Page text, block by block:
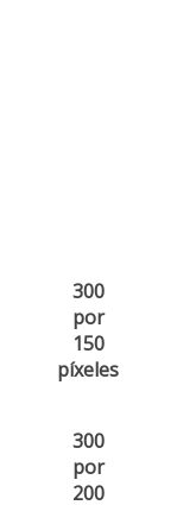
300
por
150
píxeles
300
por
200